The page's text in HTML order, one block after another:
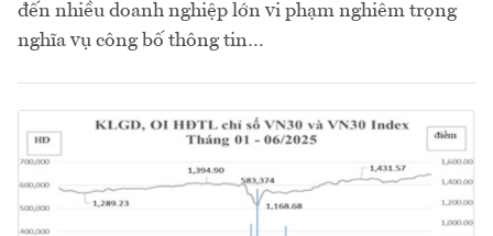
đến nhiều doanh nghiệp lớn vi phạm nghiêm trọng
nghĩa vụ công bố thông tin…